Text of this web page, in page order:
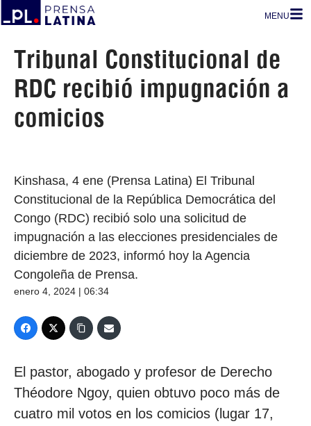
MENU
Tribunal Constitucional de
RDC recibió impugnación a
comicios
Kinshasa, 4 ene (Prensa Latina) El Tribunal
Constitucional de la República Democrática del
Congo (RDC) recibió solo una solicitud de
impugnación a las elecciones presidenciales de
diciembre de 2023, informó hoy la Agencia
Congoleña de Prensa.
enero 4, 2024 | 06:34
El pastor, abogado y profesor de Derecho
Théodore Ngoy, quien obtuvo poco más de
cuatro mil votos en los comicios (lugar 17,